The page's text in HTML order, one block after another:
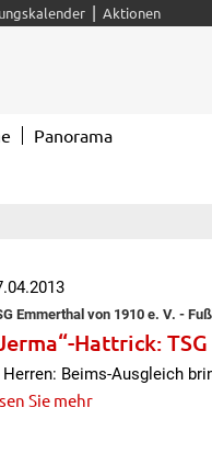
Emmerthal von 1910 e. V. -
Hattrick:
Herren: Beims-Ausgleich
Sie mehr
| Aktionen
Panorama